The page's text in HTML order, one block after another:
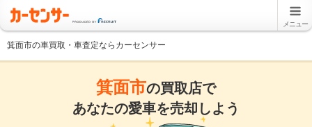
メニュー
箕面市の車買取・車査定ならカーセンサー
箕面市の買取店で
あなたの愛車を売却しよう